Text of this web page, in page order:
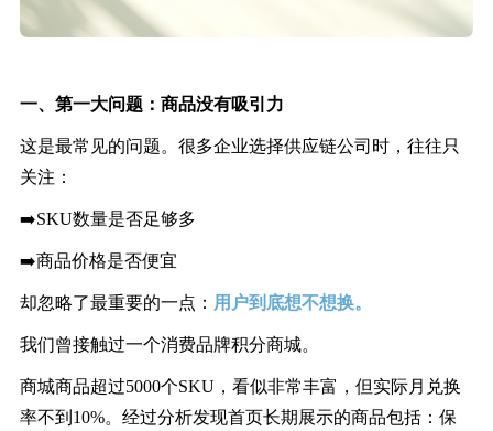
一、 第一大问题： 商品没有吸引力
这是最常见的问题。很多企业选择供应链公司时，往往只
关注：
➡️SKU数量是否足够多
➡️商品价格是否便宜
却忽略了最重要的一点： 用户到底想不想换。
我们曾接触过一个消费品牌积分商城。
商城商品超过5000个SKU，看似非常丰富，但实际月兑换
率不到10%。经过分析发现首页长期展示的商品包括：保